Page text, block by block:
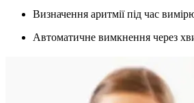
Визначення аритмії під час
Автоматичне вимкнення через